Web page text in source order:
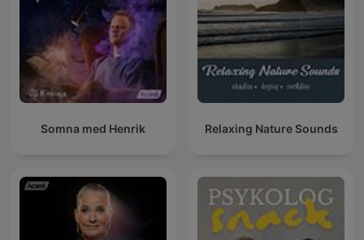
Somna med Henrik Relaxing Nature Sounds